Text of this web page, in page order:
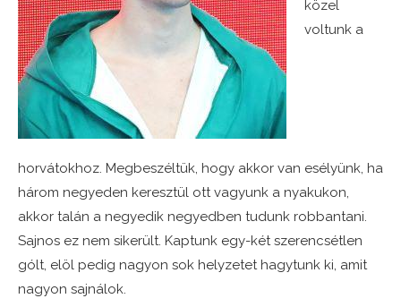
közel
voltunk a
horvátokhoz. Megbeszéltük, hogy akkor van esélyünk, ha
három negyeden keresztül ott vagyunk a nyakukon,
akkor talán a negyedik negyedben tudunk robbantani.
Sajnos ez nem sikerült. Kaptunk egy-két szerencsétlen
gólt, elöl pedig nagyon sok helyzetet hagytunk ki, amit
nagyon sajnálok.